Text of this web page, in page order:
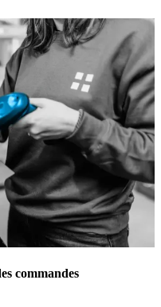
commandes